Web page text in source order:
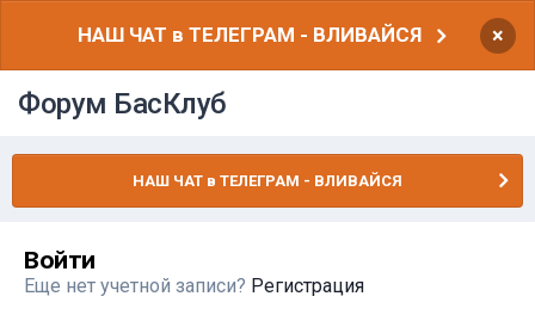
НАШ ЧАТ в ТЕЛЕГРАМ - ВЛИВАЙСЯ ×
Форум БасКлуб
НАШ ЧАТ в ТЕЛЕГРАМ - ВЛИВАЙСЯ
Войти
Еще нет учетной записи? Регистрация